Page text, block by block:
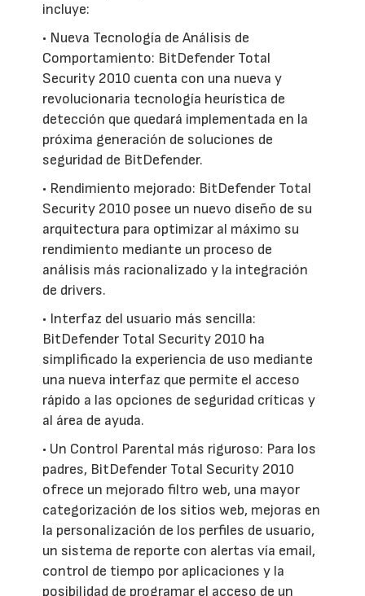
incluye:
• Nueva Tecnología de Análisis de
Comportamiento: BitDefender Total
Security 2010 cuenta con una nueva y
revolucionaria tecnología heurística de
detección que quedará implementada en la
próxima generación de soluciones de
seguridad de BitDefender.
• Rendimiento mejorado: BitDefender Total
Security 2010 posee un nuevo diseño de su
arquitectura para optimizar al máximo su
rendimiento mediante un proceso de
análisis más racionalizado y la integración
de drivers.
• Interfaz del usuario más sencilla:
BitDefender Total Security 2010 ha
simplificado la experiencia de uso mediante
una nueva interfaz que permite el acceso
rápido a las opciones de seguridad críticas y
al área de ayuda.
• Un Control Parental más riguroso: Para los
padres, BitDefender Total Security 2010
ofrece un mejorado filtro web, una mayor
categorización de los sitios web, mejoras en
la personalización de los perfiles de usuario,
un sistema de reporte con alertas vía email,
control de tiempo por aplicaciones y la
posibilidad de programar el acceso de un